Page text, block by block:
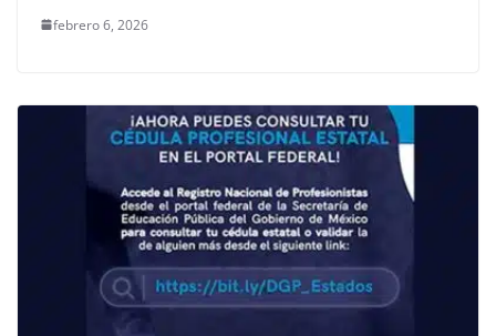
febrero 6, 2026